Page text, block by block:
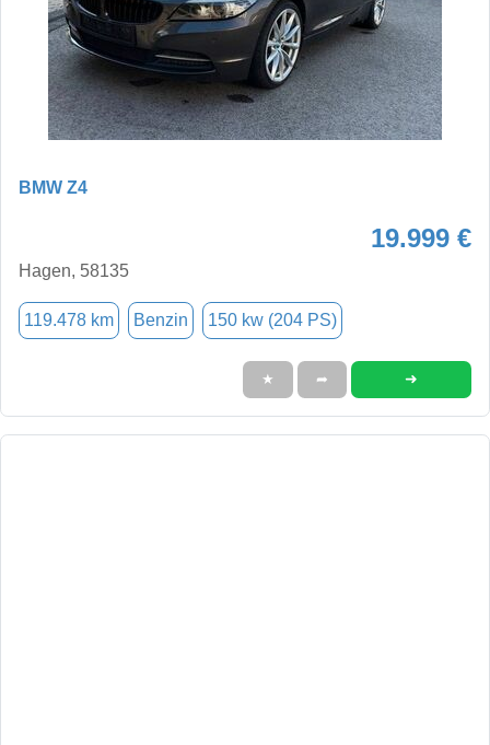
BMW Z4
19.999 €
Hagen, 58135
119.478 km Benzin 150 kw (204 PS)
★ ➦ ➜